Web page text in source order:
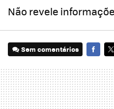
Não revele
Sem comentários